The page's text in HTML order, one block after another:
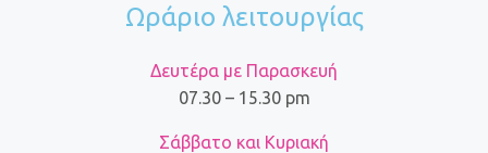
Ωράριο λειτουργίας
Δευτέρα με Παρασκευή
07.30 – 15.30 pm
Σάββατο και Κυριακή